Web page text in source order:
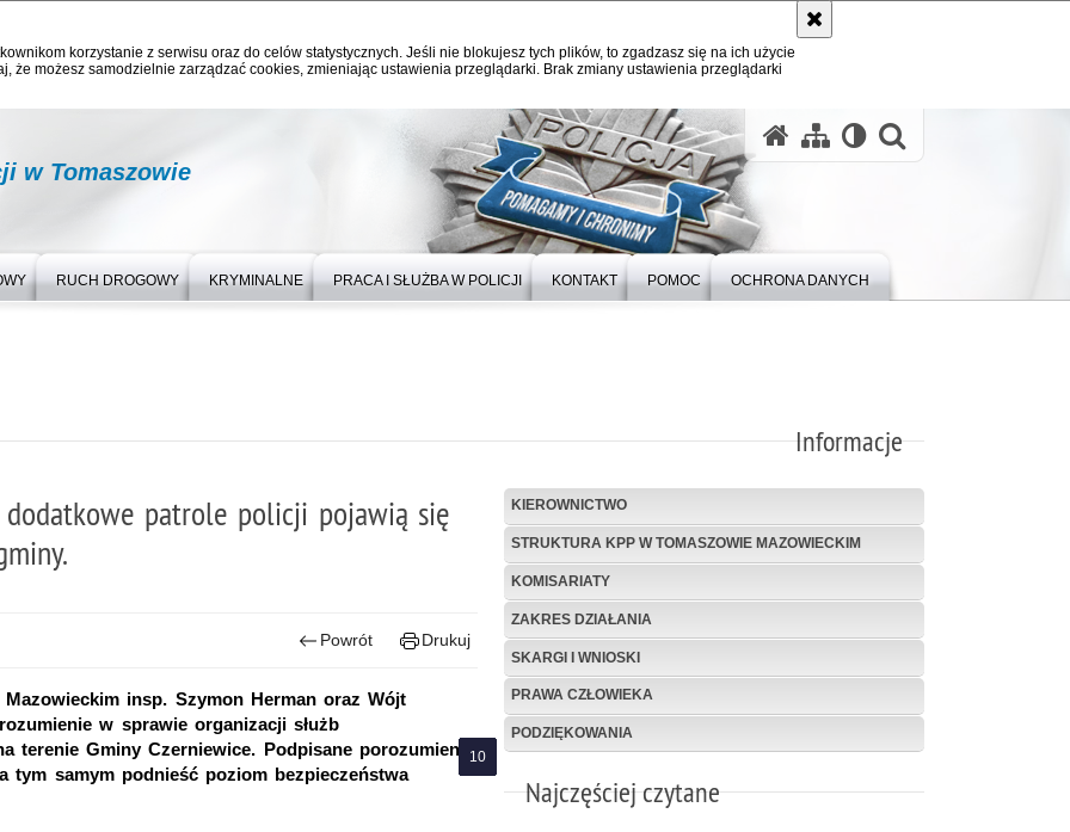
korzystanie z serwisu oraz do celów statystycznych. Jeśli nie blokujesz tych plików, to zgadzasz się na ich użycie
że możesz samodzielnie zarządzać cookies, zmieniając ustawienia przeglądarki. Brak zmiany ustawienia przeglądarki
w Tomaszowie
RUCH DROGOWY KRYMINALNE PRACA I SŁUŻBA W POLICJI KONTAKT POMOC OCHRONA DANYCH
Informacje
patrole policji pojawią się
Powrót Drukuj
insp. Szymon Herman oraz Wójt
w sprawie organizacji służb
terenie Gminy Czerniewice. Podpisane porozumienie
samym podnieść poziom bezpieczeństwa
KIEROWNICTWO
STRUKTURA KPP W TOMASZOWIE MAZOWIECKIM
KOMISARIATY
ZAKRES DZIAŁANIA
SKARGI I WNIOSKI
PRAWA CZŁOWIEKA
PODZIĘKOWANIA
Najczęściej czytane